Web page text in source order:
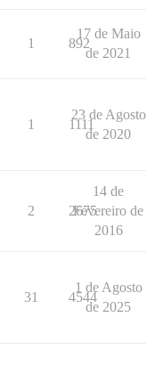
1 892
17 de Maio
de 2021
1 1111
23 de Agosto
de 2020
2 2675
14 de
Fevereiro de
2016
31 4544
1 de Agosto
de 2025